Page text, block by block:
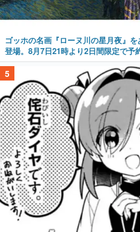
ゴッホの名画『ローヌ川の星月夜』
登場。8月7日21時より2日間限定で予
5